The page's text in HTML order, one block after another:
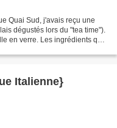
Quai Sud, j'avais reçu une
dégustés lors du "tea time").
en verre. Les ingrédients qui
Italienne}